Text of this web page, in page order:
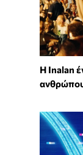
Η Inalan